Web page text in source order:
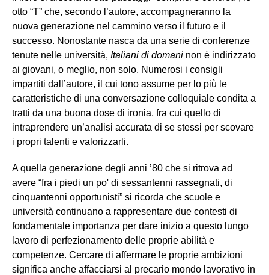
otto “T” che, secondo l’autore, accompagneranno la
nuova generazione nel cammino verso il futuro e il
successo. Nonostante nasca da una serie di conferenze
tenute nelle università, Italiani di domani non è indirizzato
ai giovani, o meglio, non solo. Numerosi i consigli
impartiti dall’autore, il cui tono assume per lo più le
caratteristiche di una conversazione colloquiale condita a
tratti da una buona dose di ironia, fra cui quello di
intraprendere un’analisi accurata di se stessi per scovare
i propri talenti e valorizzarli.
A quella generazione degli anni ’80 che si ritrova ad
avere “fra i piedi un po' di sessantenni rassegnati, di
cinquantenni opportunisti” si ricorda che scuole e
università continuano a rappresentare due contesti di
fondamentale importanza per dare inizio a questo lungo
lavoro di perfezionamento delle proprie abilità e
competenze. Cercare di affermare le proprie ambizioni
significa anche affacciarsi al precario mondo lavorativo in